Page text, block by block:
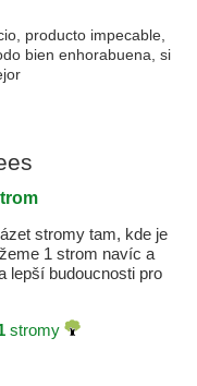
producto impecable,
bien enhorabuena, si
stromy tam, kde je
1 strom navíc a
lepší budoucnosti pro
stromy